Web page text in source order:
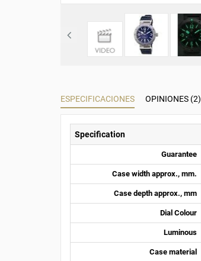
ESPECIFICACIONES OPINIONES (2)
Specification
Guarantee
Case width approx., mm.
Case depth approx., mm
Dial Colour
Luminous
Case material